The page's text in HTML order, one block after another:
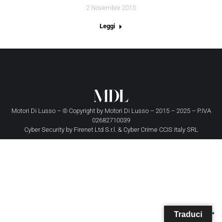
2 Novembre 2015
Leggi
Motori Di Lusso – © Copyright by Motori Di Lusso– 2015 – 2025 – P.IVA
02682710039
Cyber Security by Firenet Ltd S.r.l. & Cyber Crime CCIS Italy SRL
Traduci